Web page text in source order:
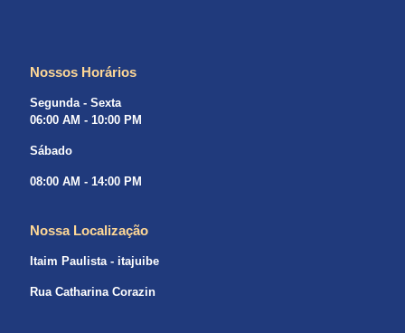
Nossos Horários
Segunda - Sexta
06:00 AM - 10:00 PM
Sábado
08:00 AM - 14:00 PM
Nossa Localização
Itaim Paulista - itajuibe
Rua Catharina Corazin